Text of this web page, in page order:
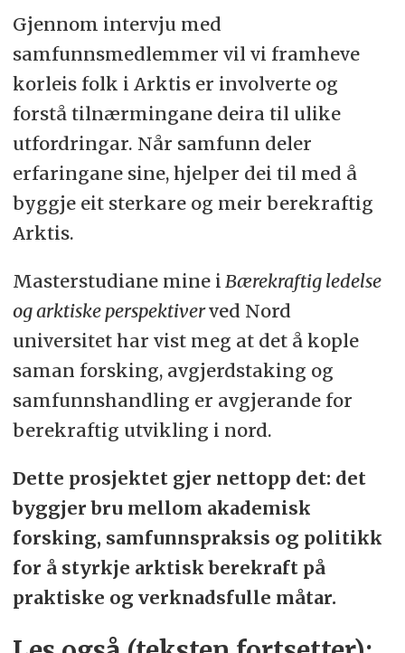
Gjennom intervju med
samfunnsmedlemmer vil vi framheve
korleis folk i Arktis er involverte og
forstå tilnærmingane deira til ulike
utfordringar. Når samfunn deler
erfaringane sine, hjelper dei til med å
byggje eit sterkare og meir berekraftig
Arktis.
Masterstudiane mine i Bærekraftig ledelse
og arktiske perspektiverved Nord
universitet har vist meg at det å kople
saman forsking, avgjerdstaking og
samfunnshandling er avgjerande for
berekraftig utvikling i nord.
Dette prosjektet gjer nettopp det: det
byggjer bru mellom akademisk
forsking, samfunnspraksis og politikk
for å styrkje arktisk berekraft på
praktiske og verknadsfulle måtar.